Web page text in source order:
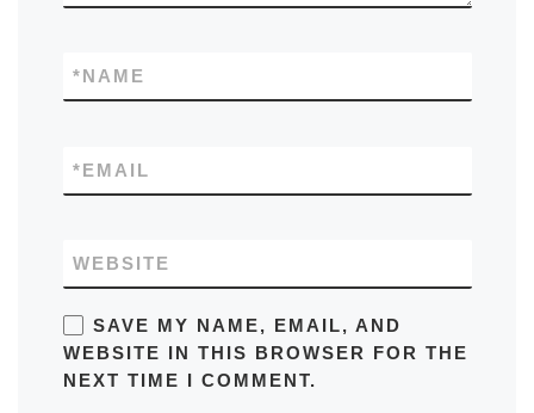
NAME
*
EMAIL
*
WEBSITE
SAVE MY NAME, EMAIL, AND
WEBSITE IN THIS BROWSER FOR THE
NEXT TIME I COMMENT.